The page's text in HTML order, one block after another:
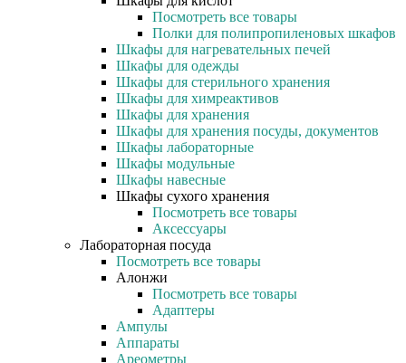
Посмотреть все товары
Полки для полипропиленовых шкафов
Шкафы для нагревательных печей
Шкафы для одежды
Шкафы для стерильного хранения
Шкафы для химреактивов
Шкафы для хранения
Шкафы для хранения посуды, документов
Шкафы лабораторные
Шкафы модульные
Шкафы навесные
Шкафы сухого хранения
Посмотреть все товары
Аксессуары
Лабораторная посуда
Посмотреть все товары
Алонжи
Посмотреть все товары
Адаптеры
Ампулы
Аппараты
Ареометры